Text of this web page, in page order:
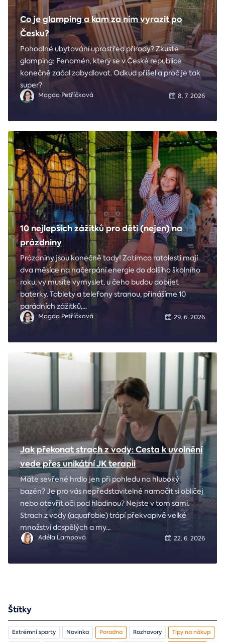
Co je glamping a kam za ním vyrazit po
Česku?
Pohodlné ubytování uprostřed přírody? Zkuste
glamping: Fenomén, který se v České republice
konečně začal zabydlovat. Odkud přišel a proč je tak
super?
Magda Petříčková 8. 7. 2026
10 nejlepších zážitků pro děti (nejen) na
prázdniny
Prázdniny jsou konečně tady! Zatímco ratolesti mají
dva měsíce na načerpání energie do dalšího školního
roku, vy musíte vymyslet, u čeho budou dobíjet
baterky. Tablety a telefony stranou, přinášíme 10
parádních zážitků,...
Magda Petříčková 29. 6. 2026
Jak překonat strach z vody: Cesta k uvolnění
vede přes unikátní JK terapii
Máte sevřené hrdlo jen při pohledu na hluboký
bazén? Je pro vás nepředstavitelné namočit si obličej
nebo otevřít oči pod hladinou? Nejste v tom sami.
Strach z vody (aquafobie) trápí překvapivě velké
množství dospělých a my...
Adéla Lampová 22. 6. 2026
Štítky
Extrémní sporty Novinka Poradna Rozhovory Tipy na nákup